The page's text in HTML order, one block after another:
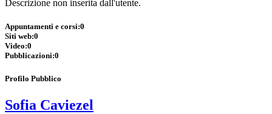
Descrizione non inserita dall'utente.
Appuntamenti e corsi:0
Siti web:0
Video:0
Pubblicazioni:0
Profilo Pubblico
Sofia Caviezel